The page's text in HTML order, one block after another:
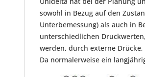
sowohl in Bezug auf den
Unterbemessung) als auch in
unterschiedlichen
werden, durch externe
Da normalerweise ein